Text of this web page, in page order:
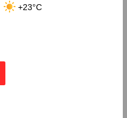
+23°C